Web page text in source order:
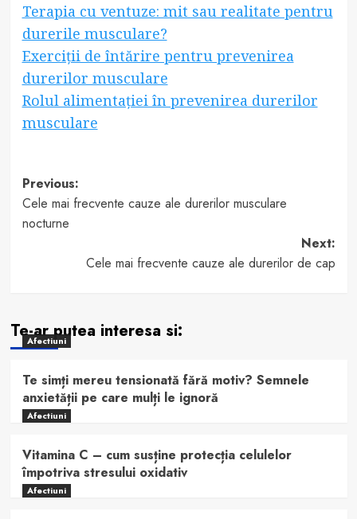
Terapia cu ventuze: mit sau realitate pentru
durerile musculare?
Exerciții de întărire pentru prevenirea
durerilor musculare
Rolul alimentației în prevenirea durerilor
musculare
Post
navigation
Previous:
Cele mai frecvente cauze ale durerilor musculare
nocturne
Next:
Cele mai frecvente cauze ale durerilor de cap
Te-ar putea interesa si:
Afectiuni
Te simți mereu tensionată fără motiv? Semnele
anxietății pe care mulți le ignoră
Afectiuni
Vitamina C – cum susține protecția celulelor
împotriva stresului oxidativ
Afectiuni